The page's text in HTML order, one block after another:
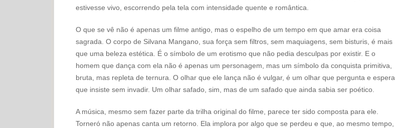
estivesse vivo, escorrendo pela tela com intensidade quente e romântica.
O que se vê não é apenas um filme antigo, mas o espelho de um tempo em que amar era coisa
sagrada. O corpo de Silvana Mangano, sua força sem filtros, sem maquiagens, sem bisturis, é mais
que uma beleza estética. É o símbolo de um erotismo que não pedia desculpas por existir. E o
homem que dança com ela não é apenas um personagem, mas um símbolo da conquista primitiva,
bruta, mas repleta de ternura. O olhar que ele lança não é vulgar, é um olhar que pergunta e espera,
que insiste sem invadir. Um olhar safado, sim, mas de um safado que ainda sabia ser poético.
A música, mesmo sem fazer parte da trilha original do filme, parece ter sido composta para ele.
Torneró não apenas canta um retorno. Ela implora por algo que se perdeu e que, ao mesmo tempo,